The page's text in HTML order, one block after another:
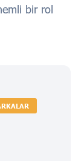
bir rol